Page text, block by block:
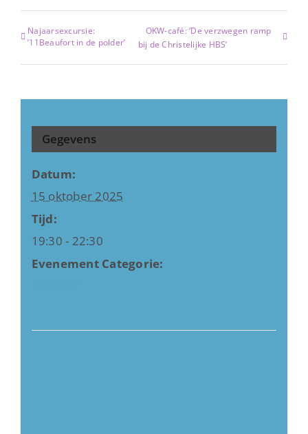
Najaarsexcursie:
’11Beaufort in de polder’
OKW-café: ‘De verzwegen ramp
bij de Christelijke HBS’
Gegevens
Datum:
15 oktober 2025
Tijd:
19:30 - 22:30
Evenement Categorie: